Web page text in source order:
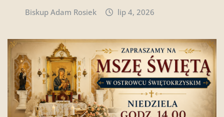
Biskup Adam Rosiek lip 4, 2026